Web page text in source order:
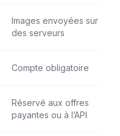
Images envoyées sur
des serveurs
Compte obligatoire
Réservé aux offres
payantes ou à l’API